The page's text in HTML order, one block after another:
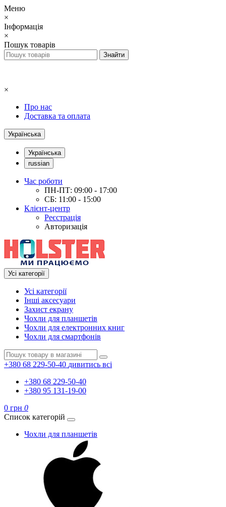
Меню
×
Інформація
×
Пошук товарів
×
Про нас
Доставка та оплата
Українська
Українська
russian
Час роботи
ПН-ПТ: 09:00 - 17:00
СБ: 11:00 - 15:00
Клієнт-центр
Реєстрація
Авторизація
Усі категорії
Усі категорії
Інші аксесуари
Захист екрану
Чохли для планшетів
Чохли для електронних книг
Чохли для смартфонів
+380 68 229-50-40 дивитись всі
+380 68 229-50-40
+380 95 131-19-00
0 грн 0
Список категорій
Чохли для планшетів